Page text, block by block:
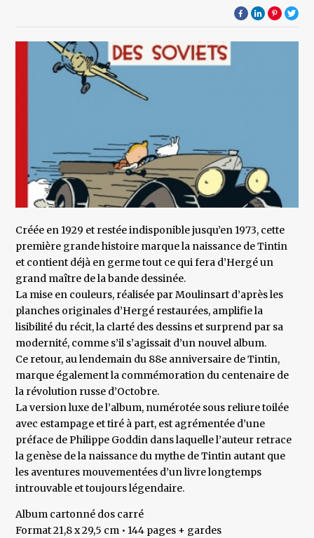
Créée en 1929 et restée indisponible jusqu’en 1973, cette
première grande histoire marque la naissance de Tintin
et contient déjà en germe tout ce qui fera d’Hergé un
grand maître de la bande dessinée.
La mise en couleurs, réalisée par Moulinsart d’après les
planches originales d’Hergé restaurées, amplifie la
lisibilité du récit, la clarté des dessins et surprend par sa
modernité, comme s’il s’agissait d’un nouvel album.
Ce retour, au lendemain du 88e anniversaire de Tintin,
marque également la commémoration du centenaire de
la révolution russe d’Octobre.
La version luxe de l’album, numérotée sous reliure toilée
avec estampage et tiré à part, est agrémentée d’une
préface de Philippe Goddin dans laquelle l’auteur retrace
la genèse de la naissance du mythe de Tintin autant que
les aventures mouvementées d’un livre longtemps
introuvable et toujours légendaire.
Album cartonné dos carré
Format 21,8 x 29,5 cm • 144 pages + gardes